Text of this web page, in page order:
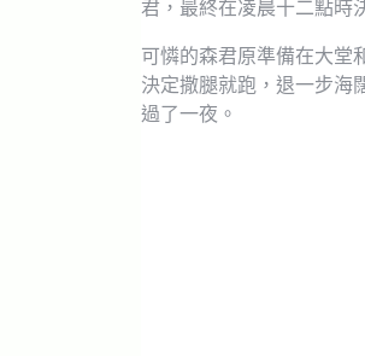
君，最終在凌晨十二點時
可憐的森君原準備在大堂
決定撒腿就跑，退一步海
過了一夜。